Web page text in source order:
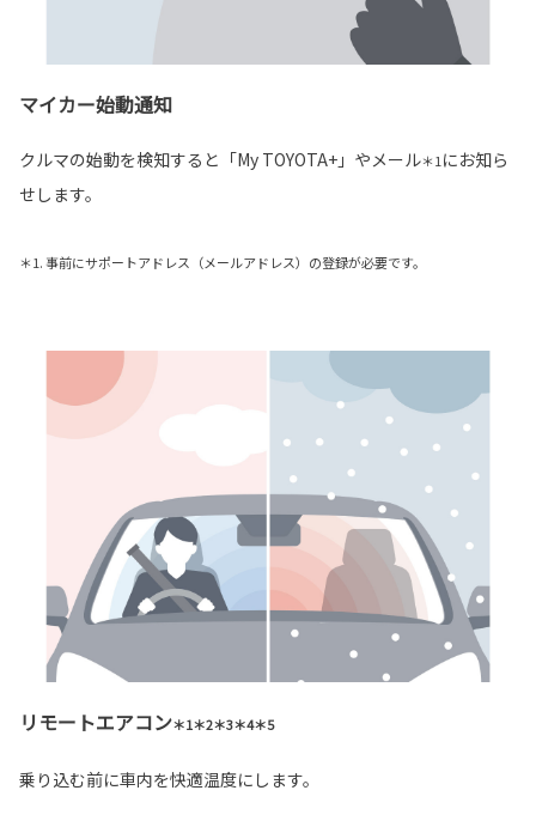
マイカー始動通知
クルマの始動を検知すると「My TOYOTA+」やメール＊1にお知ら
せします。
＊1. 事前にサポートアドレス（メールアドレス）の登録が必要です。
リモートエアコン＊1＊2＊3＊4＊5
乗り込む前に車内を快適温度にします。